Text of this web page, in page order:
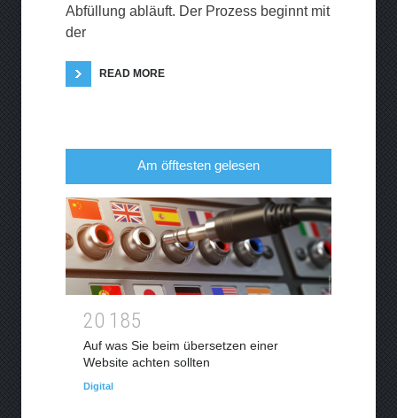
Abfüllung abläuft. Der Prozess beginnt mit
der
READ MORE
Am öfftesten gelesen
20 1 85
Auf was Sie beim übersetzen einer
Website achten sollten
Digital